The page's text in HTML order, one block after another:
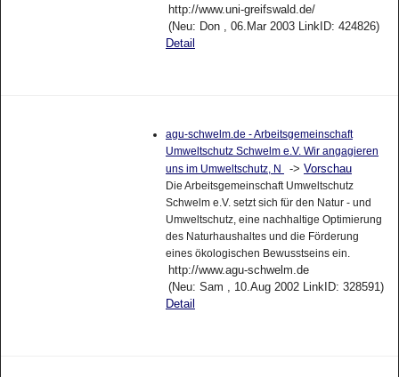
http://www.uni-greifswald.de/
(Neu: Don , 06.Mar 2003 LinkID: 424826)
Detail
agu-schwelm.de - Arbeitsgemeinschaft
Umweltschutz Schwelm e.V. Wir angagieren
uns im Umweltschutz, N
-> Vorschau
Die Arbeitsgemeinschaft Umweltschutz
Schwelm e.V. setzt sich für den Natur - und
Umweltschutz, eine nachhaltige Optimierung
des Naturhaushaltes und die Förderung
eines ökologischen Bewusstseins ein.
http://www.agu-schwelm.de
(Neu: Sam , 10.Aug 2002 LinkID: 328591)
Detail